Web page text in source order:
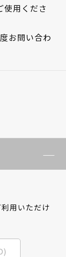
用くださ
お問い合わ
用いただけ